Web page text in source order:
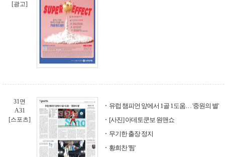
[광고]
31면
A31
[스포츠]
유럽 챔피언 앞에서 1골 1도움… '중원의 별'
[사진] 아데토쿤보 원맨쇼
무기한 출장 정지
황희찬 '찜'